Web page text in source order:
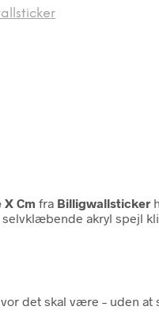
Cm fra Billigwallsticker
selvklæbende akryl spejl
det skal være – uden at